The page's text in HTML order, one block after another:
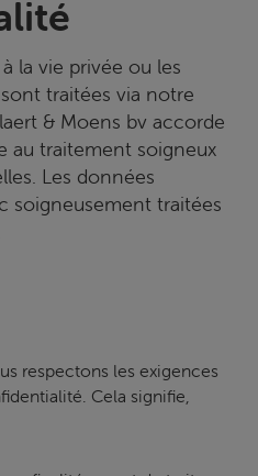
à la vie privée ou les
traitées via notre
& Moens bv accorde
au traitement soigneux
Les données
soigneusement traitées
respectons les exigences
Cela signifie,